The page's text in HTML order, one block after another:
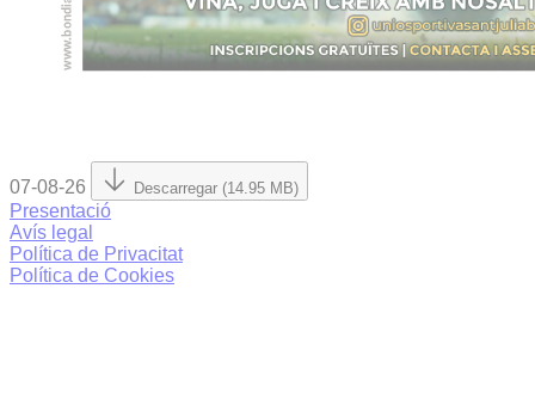
07-08-26 Descarregar (14.95 MB)
Presentació
Avís legal
Política de Privacitat
Política de Cookies